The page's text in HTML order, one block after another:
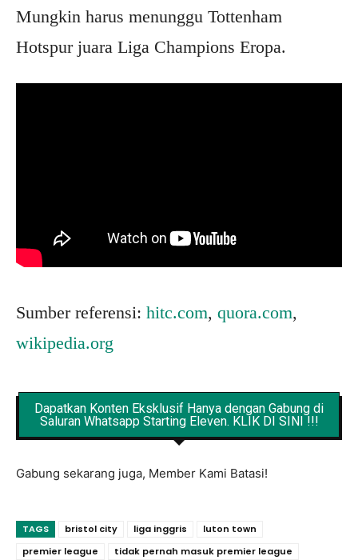
Mungkin harus menunggu Tottenham
Hotspur juara Liga Champions Eropa.
Sumber referensi: hitc.com, quora.com,
wikipedia.org
Dapatkan Konten Eksklusif Hanya dengan Gabung di
Saluran Whatsapp Starting Eleven. KLIK DI SINI !!!
Gabung sekarang juga, Member Kami Batasi!
TAGS bristol city liga inggris
luton town
premier league
tidak pernah masuk premier league